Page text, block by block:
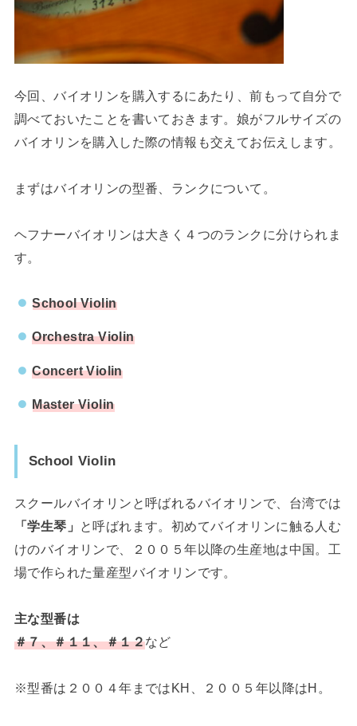
今回、バイオリンを購入するにあたり、前もって自分で
調べておいたことを書いておきます。娘がフルサイズの
バイオリンを購入した際の情報も交えてお伝えします。
まずはバイオリンの型番、ランクについて。
ヘフナーバイオリンは大きく４つのランクに分けられま
す。
School Violin
Orchestra Violin
Concert Violin
Master Violin
School Violin
スクールバイオリンと呼ばれるバイオリンで、台湾では
「学生琴」
と呼ばれます。初めてバイオリンに触る人む
けのバイオリンで、２００５年以降の生産地は中国。工
場で作られた量産型バイオリンです。
主な型番は
＃７、＃１１、＃１２など
※型番は２００４年まではKH、２００５年以降はH。